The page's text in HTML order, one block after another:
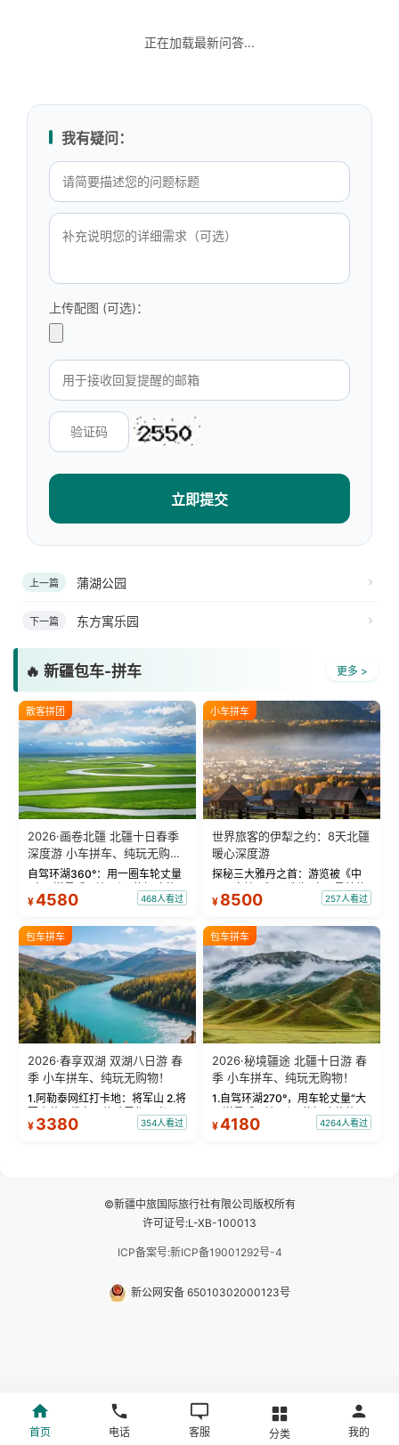
正在加载最新问答...
我有疑问：
上传配图 (可选)：
立即提交
上一篇 蒲湖公园
下一篇 东方寓乐园
🔥 新疆包车-拼车 更多 >
散客拼团
2026·画卷北疆 北疆十日春季
深度游 小车拼车、纯玩无购
物！
自驾环湖360°：用一圈车轮丈量
“大西洋最后一滴眼泪”的极致蔚
蓝。 赛湖旅拍：甄选多款风格服
绝美瞬间。 赛湖坦克300跟车视
频：专业摄影师...
¥4580 468人看过
小车拼车
世界旅客的伊犁之约：8天北疆
暖心深度游
探秘三大雅丹之首：游览被《中
国国家地理》评选为“中国最美的
三大雅丹”第一名的克拉玛依魔鬼
瓦人最大村落——禾木村，欣赏
晨雾与小木...
¥ 8500 257人看过
包车拼车
2026·春享双湖 双湖八日游 春
季 小车拼车、纯玩无购物！
1.阿勒泰网红打卡地：将军山 2.将
军山落日缆车，体验雪都风光 3.
将军山，夕阳派对，蹦迪party 4.
¥ 3380 354人看过
包车拼车
2026·秘境疆途 北疆十日游 春
季 小车拼车、纯玩无购物！
1.自驾环湖270°，用车轮丈量“大
西洋最后一滴眼泪”的极致蔚蓝，
让雪山、花海与深邃湖水在转弯
¥4180 4264人看过
©新疆中旅国际旅行社有限公司版权所有
许可证号:L-XB-100013
ICP备案号:新ICP备19001292号-4
新公网安备 65010302000123号
首页 电话 客服 分类 我的